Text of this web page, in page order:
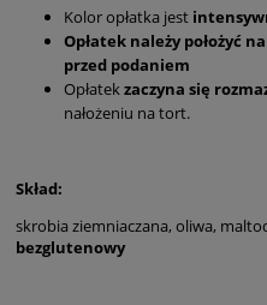
Kolor opłatka jest
Opłatek należy położyć
przed podaniem
Opłatekzaczyna się
nałożeniu na tort.
Skład:
skrobia ziemniaczana, oliwa,
bezglutenowy